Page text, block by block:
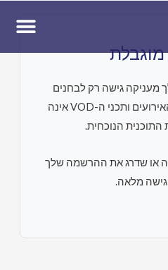
גישה רק לבחנים
ולהערכות. גישה ללוח האירועים ותכני ה-VOD אינה
הנוכחית.
שדרג את ההרשמה שלך
מלאה.